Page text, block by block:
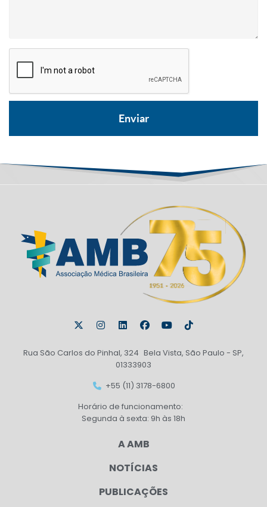
Rua São Carlos do Pinhal, 324 Bela Vista, São Paulo - SP,
01333903
+55 (11) 3178-6800
Horário de funcionamento:
Segunda à sexta: 9h às 18h
A AMB
NOTÍCIAS
PUBLICAÇÕES